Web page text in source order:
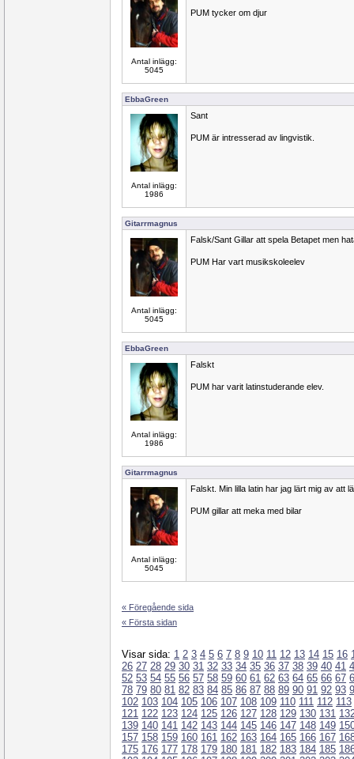
Antal inlägg:
5045
PUM tycker om djur
EbbaGreen
Antal inlägg:
1986
Sant
PUM är intresserad av lingvistik.
Gitarrmagnus
Antal inlägg:
5045
Falsk/Sant Gillar att spela Betapet men
PUM Har vart musikskoleelev
EbbaGreen
Antal inlägg:
1986
Falskt
PUM har varit latinstuderande elev.
Gitarrmagnus
Antal inlägg:
5045
Falskt. Min lilla latin har jag lärt mig av att
PUM gillar att meka med bilar
« Föregående sida
« Första sidan
Visar sida: 1 2 3 4 5 6 7 8 9 10 11 12 13 14 15 16
26 27 28 29 30 31 32 33 34 35 36 37 38 39 40 41
52 53 54 55 56 57 58 59 60 61 62 63 64 65 66 67
78 79 80 81 82 83 84 85 86 87 88 89 90 91 92 93
102 103 104 105 106 107 108 109 110 111 112 113
121 122 123 124 125 126 127 128 129 130 131
139 140 141 142 143 144 145 146 147 148 149
157 158 159 160 161 162 163 164 165 166 167
175 176 177 178 179 180 181 182 183 184 185